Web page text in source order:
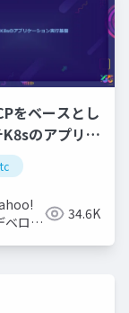
をベースとし
のアプリケ
行基盤
B-3
ベロッ
34.6K